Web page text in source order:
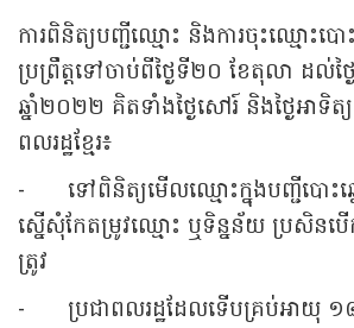
ការពិនិត្យបញ្ជីឈ្មោះ និងការចុះឈ្មោះបោ
ប្រព្រឹត្តទៅចាប់ពីថ្ងៃទី២០ ខែតុលា ដល់ថ្ង
ឆ្នាំ២០២២ គិតទាំងថ្ងៃសៅរ៍ និងថ្ងៃអាទិ
ពលរដ្ឋខ្មែរ៖
- ទៅពិនិត្យមើលឈ្មោះក្នុងបញ្ជីបោះ
ស្នើសុំកែតម្រូវឈ្មោះ ឬទិន្នន័យ ប្រសិនបើ
ត្រូវ
- ប្រជាពលរដ្ឋដែលទើបគ្រប់អាយុ ១